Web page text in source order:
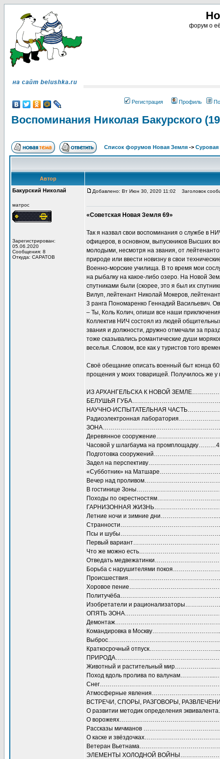
форум о
Регистрация Профиль
Воспоминания Николая Бакурского
Список форумов Новая Земля -> Суровая
Автор
Бакурский Николай
матрос
Зарегистрирован:
05.06.2020
Сообщения: 8
Откуда: САРАТОВ
Добавлено: Вт Июн 30, 2020 11:02 Заголовок
«Советская Новая Земля 69»
Так я назвал свои воспоминания о службе в
офицеров, в основном, выпускников Высших
молодыми, несмотря на звания, от
природе или ввести новизну в свои
Военно-морские училища. В то время мои
на рыбалку на какое-либо озеро. На Новой
спутниками были (скорее, это я был их
Вилуп, лейтенант Николай Мокеров,
3 ранга Пономаренко Геннадий Васильевич.
– Ты, Коль Колич, опиши все наши
Коллектив НИЧ состоял из людей
звания и должности, дружно отмечали за
тоже сказывались романтические души
веселья. Словом, все как у туристов того
Своё обещание описать военный быт конца
прощения у моих товарищей. Получилось же
ИЗ АРХАНГЕЛЬСКА К НОВОЙ
БЕЛУШЬЯ
НАУЧНО-ИСПЫТАТЕЛЬНАЯ
Радиоэлектронная
Деревянное
Часовой у шлагбаума на
Подготовка
Задел на
«Субботник» на
Вечер над
В гостинице
Походы по
ГАРНИЗОННАЯ
Летние ночи и зимние
Псы и
Первый
Что же можно
Отведать
Борьба с нарушителями
Хоровое
Изобретатели и
ОПЯТЬ
Командировка в
Краткосрочный
Животный и растительный
Поход вдоль пролива по
Атмосферные
ВСТРЕЧИ, СПОРЫ, РАЗГОВОРЫ,
О развитии методик определения
О
Рассказы мичманов
О каске и
Ветеран
ЭЛЕМЕНТЫ ХОЛОДНОЙ